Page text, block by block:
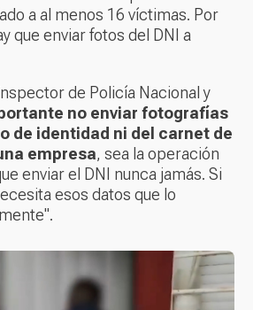
a al menos 16 víctimas. Por
que enviar fotos del DNI a
de Policía Nacional y
no enviar fotografías
de identidad ni del carnet de
empresa, sea la operación
enviar el DNI nunca jamás. Si
esos datos que lo